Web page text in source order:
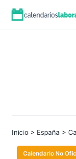
Inicio > España >
Calendario No